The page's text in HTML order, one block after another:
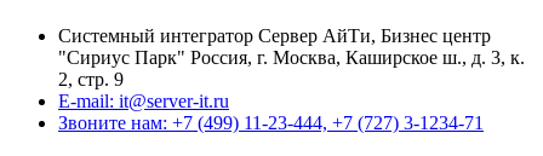
Системный интегратор Сервер АйТи, Бизнес центр
"Сириус Парк" Россия, г. Москва, Каширское ш., д. 3, к.
2, стр. 9
E-mail: it@server-it.ru
Звоните нам: +7 (499) 11-23-444, +7 (727) 3-1234-71